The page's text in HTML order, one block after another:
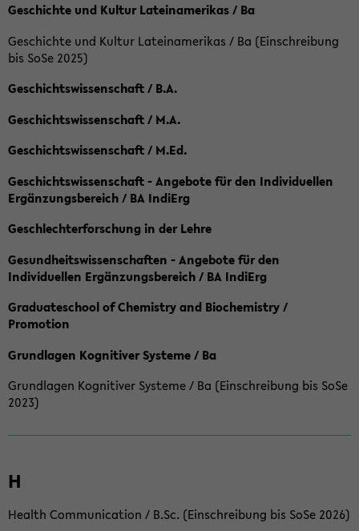
Geschichte und Kultur Lateinamerikas / Ba
Geschichte und Kultur Lateinamerikas / Ba (Einschreibung
bis SoSe 2025)
Geschichtswissenschaft / B.A.
Geschichtswissenschaft / M.A.
Geschichtswissenschaft / M.Ed.
Geschichtswissenschaft - Angebote für den Individuellen
Ergänzungsbereich / BA IndiErg
Geschlechterforschung in der Lehre
Gesundheitswissenschaften - Angebote für den
Individuellen Ergänzungsbereich / BA IndiErg
Graduateschool of Chemistry and Biochemistry /
Promotion
Grundlagen Kognitiver Systeme / Ba
Grundlagen Kognitiver Systeme / Ba (Einschreibung bis SoSe
2023)
H
Health Communication / B.Sc. (Einschreibung bis SoSe 2026)